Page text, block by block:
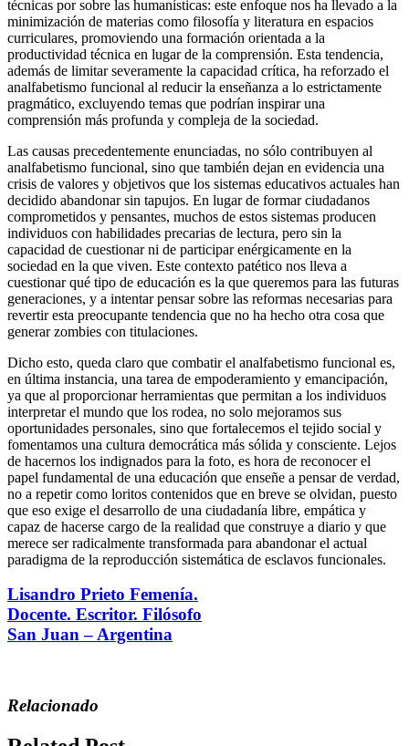
técnicas por sobre las humanísticas: este enfoque nos ha llevado a la
minimización de materias como filosofía y literatura en espacios
curriculares, promoviendo una formación orientada a la
productividad técnica en lugar de la comprensión. Esta tendencia,
además de limitar severamente la capacidad crítica, ha reforzado el
analfabetismo funcional al reducir la enseñanza a lo estrictamente
pragmático, excluyendo temas que podrían inspirar una
comprensión más profunda y compleja de la sociedad.
Las causas precedentemente enunciadas, no sólo contribuyen al
analfabetismo funcional, sino que también dejan en evidencia una
crisis de valores y objetivos que los sistemas educativos actuales han
decidido abandonar sin tapujos. En lugar de formar ciudadanos
comprometidos y pensantes, muchos de estos sistemas producen
individuos con habilidades precarias de lectura, pero sin la
capacidad de cuestionar ni de participar enérgicamente en la
sociedad en la que viven. Este contexto patético nos lleva a
cuestionar qué tipo de educación es la que queremos para las futuras
generaciones, y a intentar pensar sobre las reformas necesarias para
revertir esta preocupante tendencia que no ha hecho otra cosa que
generar zombies con titulaciones.
Dicho esto, queda claro que combatir el analfabetismo funcional es,
en última instancia, una tarea de empoderamiento y emancipación,
ya que al proporcionar herramientas que permitan a los individuos
interpretar el mundo que los rodea, no solo mejoramos sus
oportunidades personales, sino que fortalecemos el tejido social y
fomentamos una cultura democrática más sólida y consciente. Lejos
de hacernos los indignados para la foto, es hora de reconocer el
papel fundamental de una educación que enseñe a pensar de verdad,
no a repetir como loritos contenidos que en breve se olvidan, puesto
que eso exige el desarrollo de una ciudadanía libre, empática y
capaz de hacerse cargo de la realidad que construye a diario y que
merece ser radicalmente transformada para abandonar el actual
paradigma de la reproducción sistemática de esclavos funcionales.
Lisandro Prieto Femenía.
Docente. Escritor. Filósofo
San Juan – Argentina
Relacionado